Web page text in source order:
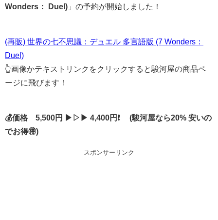
Wonders： Duel) 」の予約が開始しました！
(再販) 世界の七不思議：デュエル 多言語版 (7 Wonders：
Duel)
👆画像かテキストリンクをクリックすると駿河屋の商品ペ
ージに飛びます！
💰価格 5,500円 ▶▷▶ 4,400円❗ (駿河屋なら20% 安いの
でお得🉐)
スポンサーリンク